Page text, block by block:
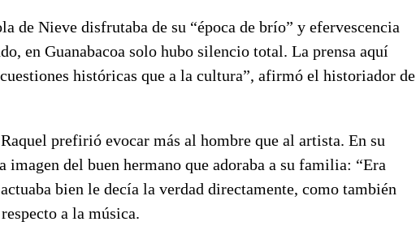
de Nieve disfrutaba de su “época de brío” y efervescencia
en Guanabacoa solo hubo silencio total. La prensa aquí
históricas que a la cultura”, afirmó el historiador de
prefirió evocar más al hombre que al artista. En su
imagen del buen hermano que adoraba a su familia: “Era
bien le decía la verdad directamente, como también
a la música.